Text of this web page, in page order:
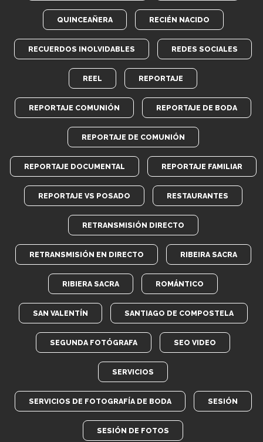
QUINCEAÑERA RECIÉN NACIDO
RECUERDOS INOLVIDABLES REDES SOCIALES
REEL REPORTAJE
REPORTAJE COMUNIÓN REPORTAJE DE BODA
REPORTAJE DE COMUNIÓN
REPORTAJE DOCUMENTAL REPORTAJE FAMILIAR
REPORTAJE VS POSADO RESTAURANTES
RETRANSMISIÓN DIRECTO
RETRANSMISIÓN EN DIRECTO RIBEIRA SACRA
RIBIERA SACRA ROMÁNTICO
SAN VALENTÍN SANTIAGO DE COMPOSTELA
SEGUNDA FOTÓGRAFA SEO VIDEO
SERVICIOS
SERVICIOS DE FOTOGRAFÍA DE BODA SESIÓN
SESIÓN DE FOTOS